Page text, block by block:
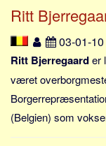
England.dk
Rusland.dk
JLKM.dk
Lande
Tyrkiet
Spanien
Ritt
03-01-10
Ritt Bjerregaarder
været
(Belgien) som